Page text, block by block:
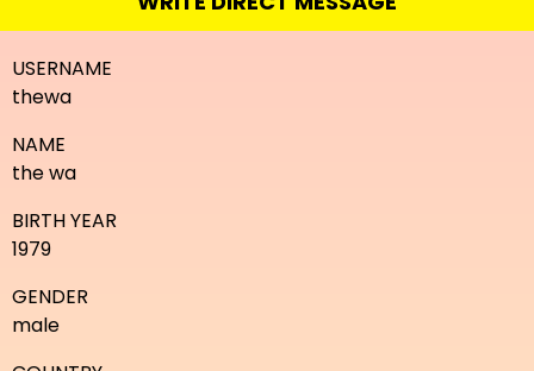
USERNAME
thewa
NAME
the wa
BIRTH YEAR
1979
GENDER
male